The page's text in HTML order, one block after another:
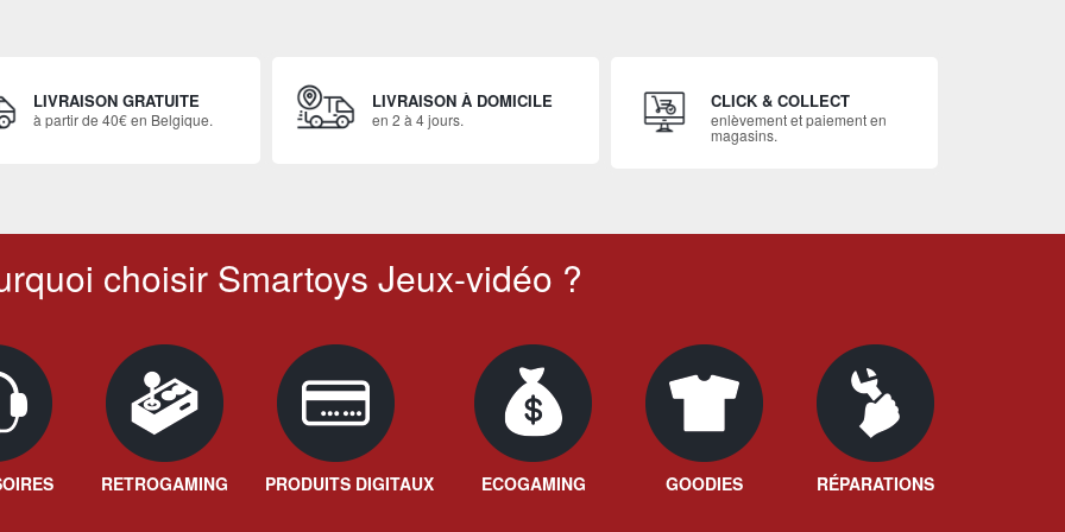
LIVRAISON GRATUITE
à partir de 40€ en Belgique.
LIVRAISON À DOMICILE
en 2 à 4 jours.
CLICK & COLLECT
enlèvement et paiement en
magasins.
choisir Smartoys Jeux-vidéo ?
RETROGAMING PRODUITS DIGITAUX ECOGAMING GOODIES RÉPARATIONS